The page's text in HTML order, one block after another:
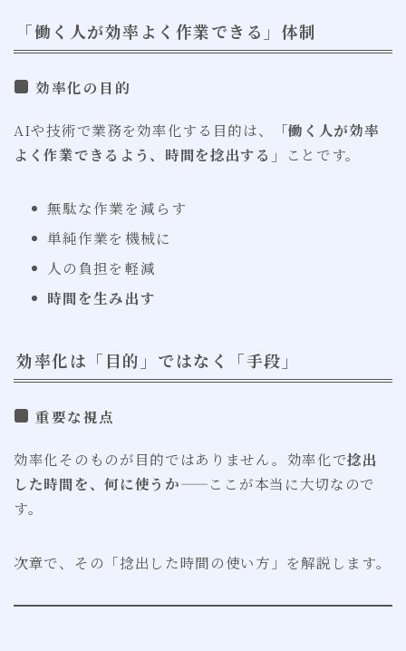
「働く人が効率よく作業できる」体制
効率化の目的
AIや技術で業務を効率化する目的は、
「働く人が効率
よく作業できるよう、時間を捻出する」
ことです。
無駄な作業を減らす
単純作業を機械に
人の負担を軽減
時間を生み出す
効率化は「目的」ではなく「手段」
重要な視点
効率化そのものが目的ではありません。効率化で捻出
した時間を、何に使うか——ここが本当に大切なので
す。
次章で、その「捻出した時間の使い方」を解説します。